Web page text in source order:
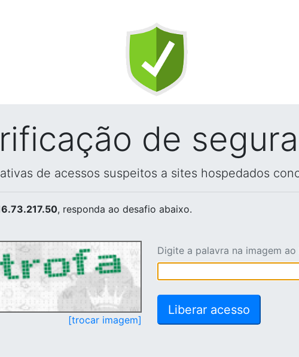
de
de acessos suspeitos a sites hospedados
, responda ao desafio abaixo.
[trocar imagem]
Digite a palavra na imagem